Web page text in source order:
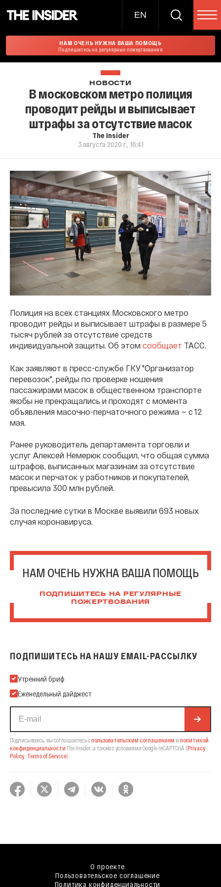
EN
НАМ ОЧЕНЬ НУЖНА ВАША ПОМОЩЬ
Подпишитесь на регулярные пожертвования
НОВОСТИ
В московском метро полиция
проводит рейды и выписывает
штрафы за отсутствие масок
The Insider
3 августа 2020 г., 16:41
Полиция на всех станциях Московского метро
проводит рейды и выписывает штрафы в размере 5
тысяч рублей за отсутствие средств
индивидуальной защиты. Об этом сообщает ТАСС.
Как заявляют в пресс-службе ГКУ "Организатор
перевозок", рейды по проверке ношения
пассажирами масок в общественном транспорте
якобы не прекращались и проходят с момента
объявления масочно-перчаточного режима — с 12
мая.
Ранее руководитель департамента торговли и
услуг Алексей Немерюк сообщил, что общая сумма
штрафов, выписанных магазинам за отсутствие
масок и перчаток у работников и покупателей,
превысила 300 млн рублей.
За последние сутки в Москве выявили 693 новых
случая коронавируса.
НАМ ОЧЕНЬ НУЖНА ВАША ПОМОЩЬ
ПОДПИШИТЕСЬ НА РЕГУЛЯРНЫЕ
ПОЖЕРТВОВАНИЯ
ПОДПИШИТЕСЬ НА НАШУ EMAIL-РАССЫЛКУ
Подпишитесь на нашу Email-рассылку
Утренний бриф
Еженедельный дайджест
Подписываясь, вы соглашаетесь спользовательским соглашением и политикой
конфиденциальности The Insider, а также с условиями Google reCAPTCHA (Privacy
Policy, Terms of Service).
О проекте
Пользовательское соглашение
Политика конфиденциальности